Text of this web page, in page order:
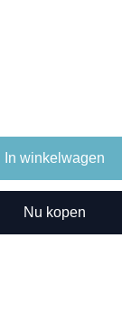
In winkelwagen
Nu kopen